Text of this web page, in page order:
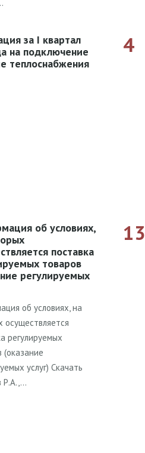
на подключение
теплоснабжения
4
поставка
товаров
регулируемых
об условиях, на
осуществляется
регулируемых
(оказание
услуг) Скачать
Р.А.,…
13